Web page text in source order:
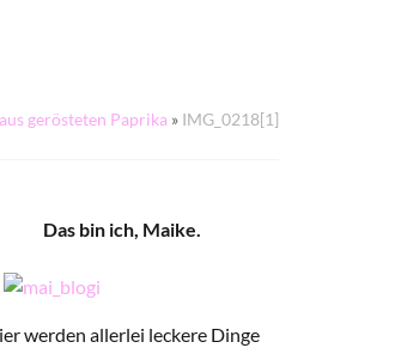
gerösteten Paprika » IMG_0218[1]
Das bin ich, Maike.
werden allerlei leckere Dinge